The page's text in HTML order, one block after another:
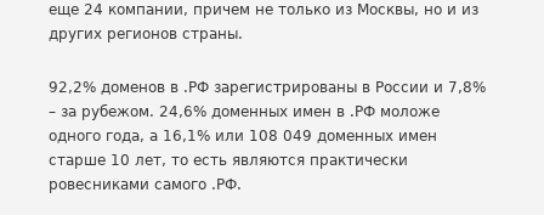
еще 24 компании, причем не только из Москвы, но и из
других регионов страны.
92,2% доменов в .РФ зарегистрированы в России и 7,8%
– за рубежом. 24,6% доменных имен в .РФ моложе
одного года, а 16,1% или 108 049 доменных имен
старше 10 лет, то есть являются практически
ровесниками самого .РФ.